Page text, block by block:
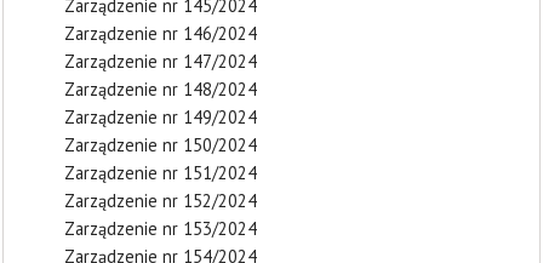
Zarządzenie nr 145/2024
Zarządzenie nr 146/2024
Zarządzenie nr 147/2024
Zarządzenie nr 148/2024
Zarządzenie nr 149/2024
Zarządzenie nr 150/2024
Zarządzenie nr 151/2024
Zarządzenie nr 152/2024
Zarządzenie nr 153/2024
Zarządzenie nr 154/2024